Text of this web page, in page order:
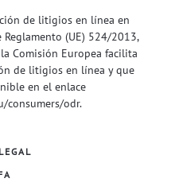
de litigios en línea en
(UE) 524/2013,
Comisión Europea facilita
de litigios en línea y que
en el enlace
consumers/odr.